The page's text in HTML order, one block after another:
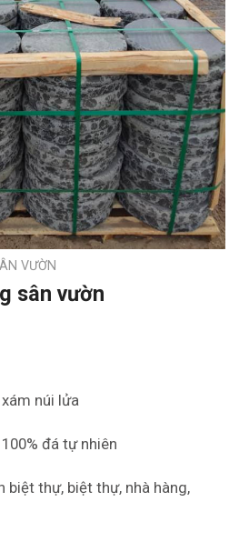
VƯỜN
sân vườn
núi lửa
đá tự nhiên
biệt thự, biệt thự, nhà hàng,